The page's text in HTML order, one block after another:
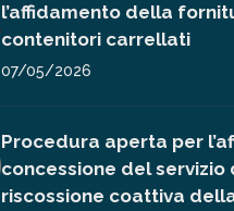
l’affidamento della
contenitori carrellati
07/05/2026
Procedura aperta per
concessione del servizio
riscossione coattiva